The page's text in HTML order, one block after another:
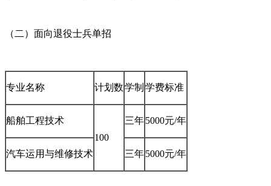
（二）面向退役士兵单招
专业名称 计划数学制 学费标准
船舶工程技术
100
三年5000元/年
汽车运用与维修技术 三年5000元/年